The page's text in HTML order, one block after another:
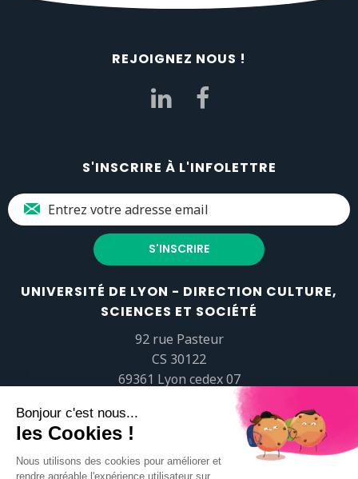
REJOIGNEZ NOUS !
S'INSCRIRE À L'INFOLETTRE
UNIVERSITÉ DE LYON - DIRECTION CULTURE,
SCIENCES ET SOCIÉTÉ
92 rue Pasteur
CS 30122
69361 Lyon cedex 07
popsciences@universite-lyon.fr
Tél.+33 (0)4 37 37 82 01